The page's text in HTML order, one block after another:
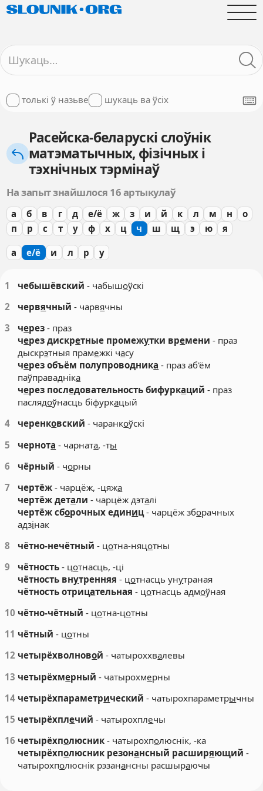
толькі ў назьве шукаць ва ўсіх
Расейска-беларускі слоўнік
матэматычных, фізічных і
тэхнічных тэрмінаў
На запыт знайшлося 16 артыкулаў
а б в г д е/ё ж з и й к л м н
о
п
р с т у ф х ц ч ш щ э ю я
а е/ё и л р у
1 чебышёвский - чабышоўскі
2
червячный - чарвячны
3
через - праз
через дискретные промежутки времени - праз
дыскрэтныя прамежкі часу
через объём полупроводника - праз аб'ём
паўправадніка
через последовательность бифуркаций - праз
паслядоўнасць біфуркацый
4
черенковский - чаранкоўскі
5
чернота - чарната, -ты
6
чёрный - чорны
7
чертёж - чарцёж, -цяжа
чертёж детали - чарцёж дэталі
чертёж сборочных единиц- чарцёж зборачных
адзінак
8
чётно-нечётный - цотна-няцотны
9
чётность - цотнасць, -ці
чётность внутренняя - цотнасць унутраная
чётность отрицательная - цотнасць адмоўная
10 чётно-чётный - цотна-цотны
11 чётный - цотны
12 четырёхволновой - чатыроххвалевы
13 четырёхмерный - чатырохмерны
14 четырёхпараметрический - чатырохпараметрычны
15 четырёхплечий - чатырохплечы
16 четырёхполюсник - чатырохполюснік, -ка
четырёхполюсник резонансный расширяющий -
чатырохполюснік рэзанансны расшыраючы